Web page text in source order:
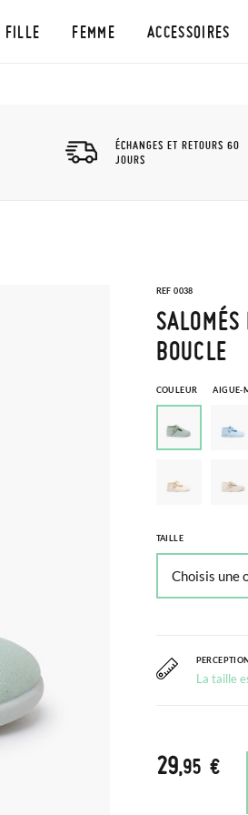
FILLE FEMME ACCESSOIRES
ÉCHANGES ET RETOURS 60
JOURS
REF 0038
BOUCLE
COULEUR AIGUE-
TAILLE
La taille
29,95 €